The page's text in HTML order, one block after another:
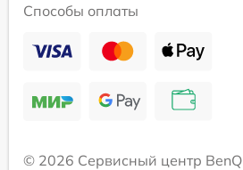
Способы оплаты
© 2026 Сервисный центр BenQ